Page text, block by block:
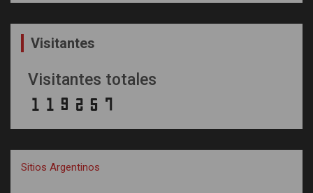
Visitantes
Visitantes totales
Sitios Argentinos